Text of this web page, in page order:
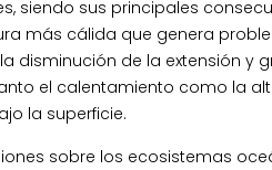
siendo sus principales
más cálida que genera
disminución de la extensión y
el calentamiento como la
la superficie.
sobre los ecosistemas